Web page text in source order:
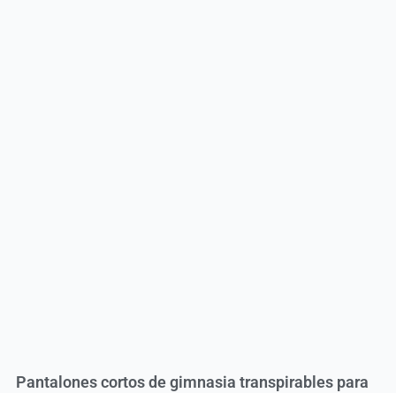
Pantalones cortos de gimnasia transpirables para